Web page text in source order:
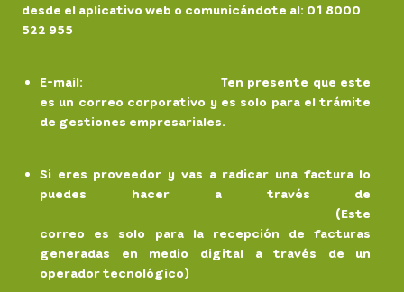
desde el aplicativo web o comunicándote al: 01 8000
522 955
E-mail:
Ten presente que este
es un correo corporativo y es solo para el trámite
de gestiones empresariales.
Si eres proveedor y vas a radicar una factura lo
puedes hacer a través de
(Este
correo es solo para la recepción de facturas
generadas en medio digital a través de un
operador tecnológico)